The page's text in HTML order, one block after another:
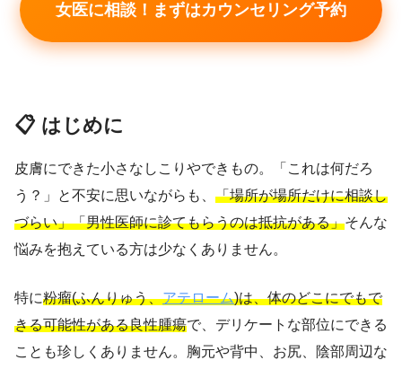
女医に相談！まずはカウンセリング予約
📋 はじめに
皮膚にできた小さなしこりやできもの。「これは何だろ
う？」と不安に思いながらも、 「場所が場所だけに相談し
づらい」「男性医師に診てもらうのは抵抗がある」そんな
悩みを抱えている方は少なくありません。
特に粉瘤(ふんりゅう、アテローム)は、体のどこにでもで
きる可能性がある良性腫瘍で、デリケートな部位にできる
ことも珍しくありません。胸元や背中、お尻、陰部周辺な